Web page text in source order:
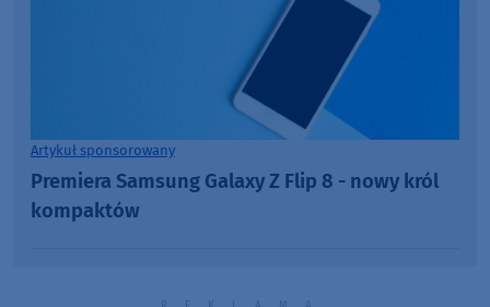
Artykuł sponsorowany
Premiera Samsung Galaxy Z Flip 8 - nowy król
kompaktów